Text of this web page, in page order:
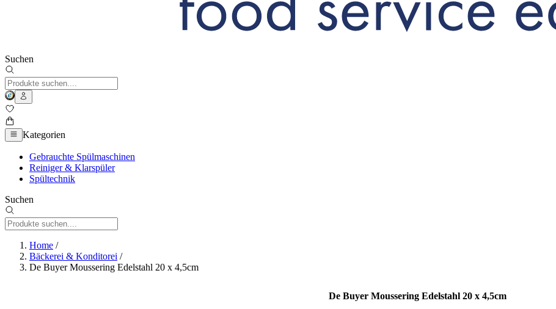
Suchen
Kategorien
Gebrauchte Spülmaschinen
Reiniger & Klarspüler
Spültechnik
Suchen
Home /
Bäckerei & Konditorei /
De Buyer Moussering Edelstahl 20 x 4,5cm
De Buyer Moussering Edelstahl 20 x 4,5cm